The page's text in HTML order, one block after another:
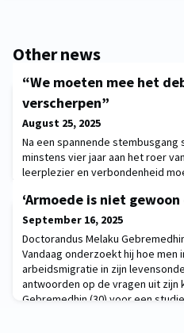
Other news
“We moeten mee het
verscherpen”
August 25, 2025
Na een spannende
minstens vier jaar aan het roer
leerplezier en verbondenheid
vier jaar aan het roer van KU
darmspe
‘Armoede is niet
September 16, 2025
Doctorandus Melaku
Vandaag onderzoekt hij hoe men
arbeidsmigratie in zijn
antwoorden op de vragen uit zijn
Gebremedhin (30) voor een